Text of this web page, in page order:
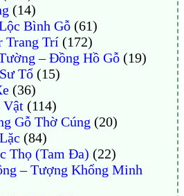
(14)
Bình Gỗ(61)
Trang Trí(172)
– Đồng Hồ Gỗ(19)
Tổ(15)
(36)
Vật(114)
Gỗ Thờ Cúng (20)
(84)
Thọ (Tam Đa) (22)
– Tượng Khổng Minh